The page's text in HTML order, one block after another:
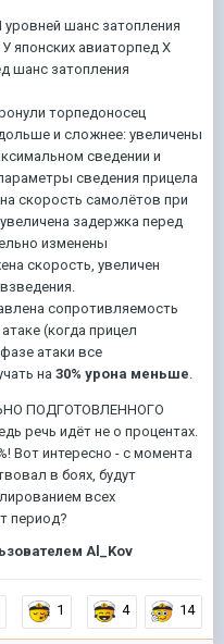
уровней шанс затопления
У японских авиаторпед X
шанс затопления
торпедоносец
и сложнее: увеличены
сведении и
сведения прицела
скорость самолётов при
задержка перед
изменены
скорость, увеличен
сопротивляемость
(когда прицел
атаки все
на 30% урона меньше.
ПОДГОТОВЛЕННОГО
речь идёт не о процентах.
Вот интересно - с момента
в боях, будут
всех
период?
Al_Kov
1 4 14